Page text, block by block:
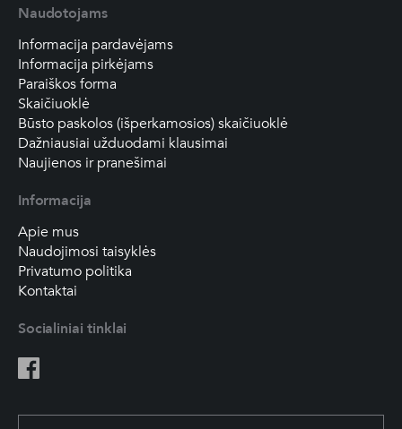
Naudotojams
Informacija pardavėjams
Informacija pirkėjams
Paraiškos forma
Skaičiuoklė
Būsto paskolos (išperkamosios) skaičiuoklė
Dažniausiai užduodami klausimai
Naujienos ir pranešimai
Informacija
Apie mus
Naudojimosi taisyklės
Privatumo politika
Kontaktai
Socialiniai tinklai